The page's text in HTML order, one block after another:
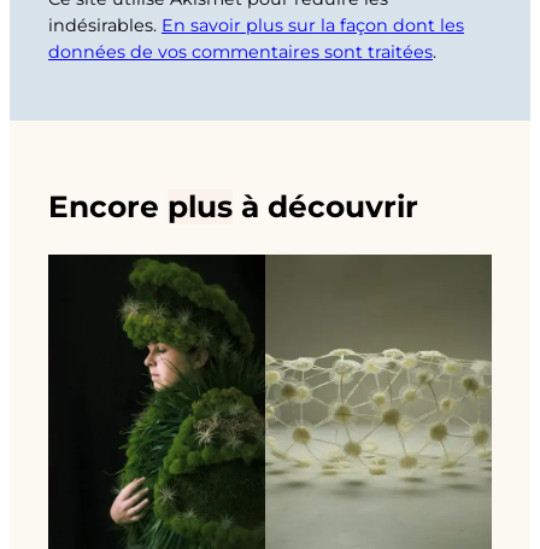
indésirables. En savoir plus sur la façon dont les
données de vos commentaires sont traitées.
Encore plus à découvrir